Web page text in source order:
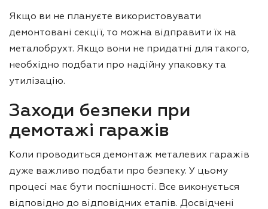
Якщо ви не плануєте використовувати
демонтовані секції, то можна відправити їх на
металобрухт. Якщо вони не придатні для такого,
необхідно подбати про надійну упаковку та
утилізацію.
Заходи безпеки при
демотажі гаражів
Коли проводиться демонтаж металевих гаражів
дуже важливо подбати про безпеку. У цьому
процесі має бути поспішності. Все виконується
відповідно до відповідних етапів. Досвідчені